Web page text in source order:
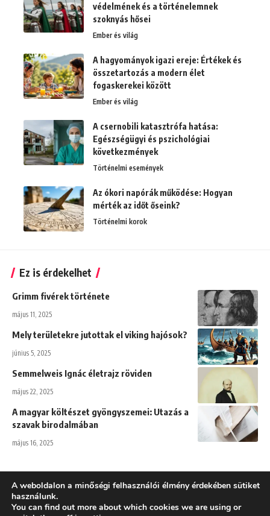
védelmének és a történelemnek
szoknyás hősei
Ember és világ
A hagyományok igazi ereje: Értékek és
összetartozás a modern élet
fogaskerekei között
Ember és világ
A csernobili katasztrófa hatása:
Egészségügyi és pszichológiai
következmények
Történelmi események
Az ókori napórák működése: Hogyan
mérték az időt őseink?
Történelmi korok
Ez is érdekelhet
Grimm fivérek története
május 11, 2025
Mely területekre jutottak el viking hajósok?
június 5, 2025
Semmelweis Ignác életrajz röviden
május 22, 2025
A magyar költészet gyöngyszemei: Utazás a
szavak birodalmában
május 16, 2025
Adatkezelési tájékoztató
A weboldalon a minőségi felhasználói élmény érdekében sütiket
használunk.
You can find out more about which cookies we are using or